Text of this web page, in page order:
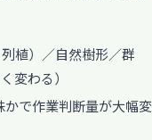
植）／自然樹形／群
変わる）
かで作業判断量が大幅変